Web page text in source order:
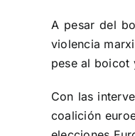
A pesar del
violencia
pese al boicot
Con las
coalición